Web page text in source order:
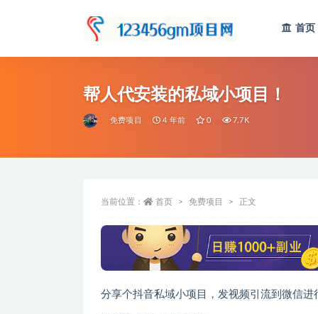
首页
帮人代安装的私域小项目！
免费项目 4 年前 0 7.7K
当前位置： 首页 免费项目 正文
分享个抖音私域小项目，发视频引流到微信进